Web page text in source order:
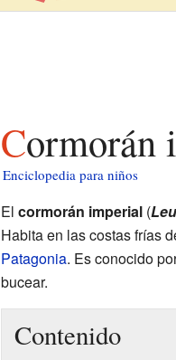
Enciclopedia para niños
El cormorán imperial(
Habita en las costas frías
Patagonia. Es conocido
bucear.
Contenido